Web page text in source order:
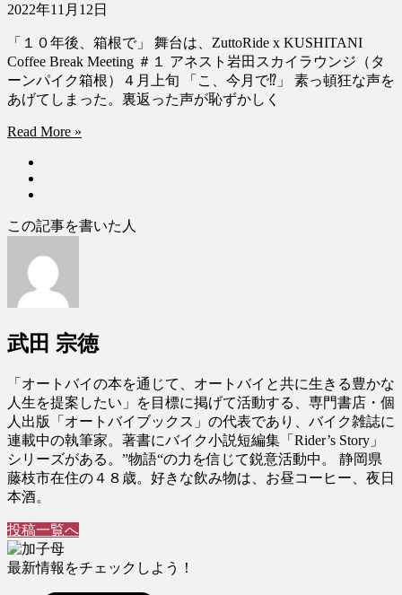
2022年11月12日
「１０年後、箱根で」 舞台は、ZuttoRide x KUSHITANI
Coffee Break Meeting ＃１ アネスト岩田スカイラウンジ（タ
ーンパイク箱根）４月上旬 「こ、今月で⁉︎」 素っ頓狂な声を
あげてしまった。裏返った声が恥ずかしく
Read More »
この記事を書いた人
武田 宗徳
「オートバイの本を通じて、オートバイと共に生きる豊かな
人生を提案したい」を目標に掲げて活動する、専門書店・個
人出版「オートバイブックス」の代表であり、バイク雑誌に
連載中の執筆家。著書にバイク小説短編集「Rider’s Story」
シリーズがある。”物語“の力を信じて鋭意活動中。 静岡県
藤枝市在住の４８歳。好きな飲み物は、お昼コーヒー、夜日
本酒。
投稿一覧へ
最新情報をチェックしよう！